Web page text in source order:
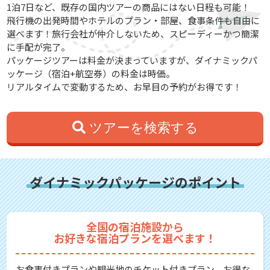
1泊7日など、既存の国内ツアーの商品にはない日程も可能！
飛行機の出発時間やホテルのプラン・部屋、食事条件も自由に
選べます！旅行会社が仲介しないため、スピーディーかつ簡潔
に手配が完了。
パッケージツアーは料金が決まっていますが、ダイナミックパ
ッケージ（宿泊+航空券）の料金は時価。
リアルタイムで変動するため、お早目の予約がお得です！
ツアーを検索する
ダイナミックパッケージのポイント
全国の宿泊施設から
お好きな宿泊プランを選べます！